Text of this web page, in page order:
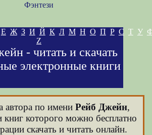
Фэнтези
Е Ж З И Й К Л М Н О П Р С Т У
Z
- читать и скачать
электронные книги
автора по имени Рейб Джейн,
книг которого можно бесплатно
скачать и читать онлайн.